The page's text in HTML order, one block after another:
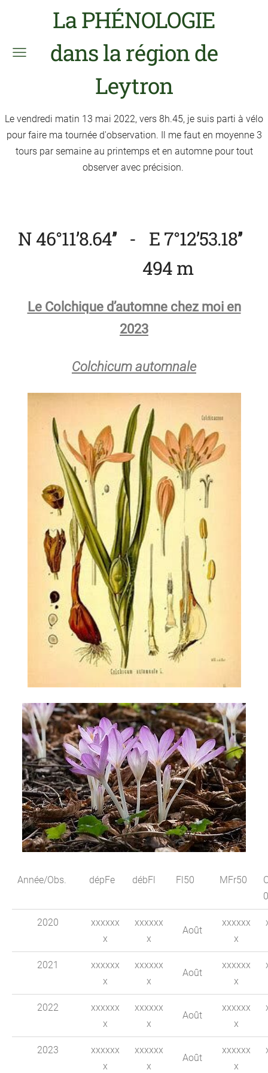
La PHÉNOLOGIE
dans la région de
Leytron
Le vendredi matin 13 mai 2022, vers 8h.45, je suis parti à vélo
pour faire ma tournée d'observation. Il me faut en moyenne 3
tours par semaine au printemps et en automne pour tout
observer avec précision.
N 46°11’8.64’’ - E 7°12’53.18’’
494 m
Le Colchique d’automne chez moi en
2023
Colchicum automnale
Année/Obs. dépFe débFl Fl50 MFr50
0
2020
xxxxxx
x
xxxxxx
x
Août
xxxxxx
x
2021
xxxxxx
x
xxxxxx
x
Août
xxxxxx
x
2022
xxxxxx
x
xxxxxx
x
Août
xxxxxx
x
2023
xxxxxx
x
xxxxxx
x
Août
xxxxxx
x